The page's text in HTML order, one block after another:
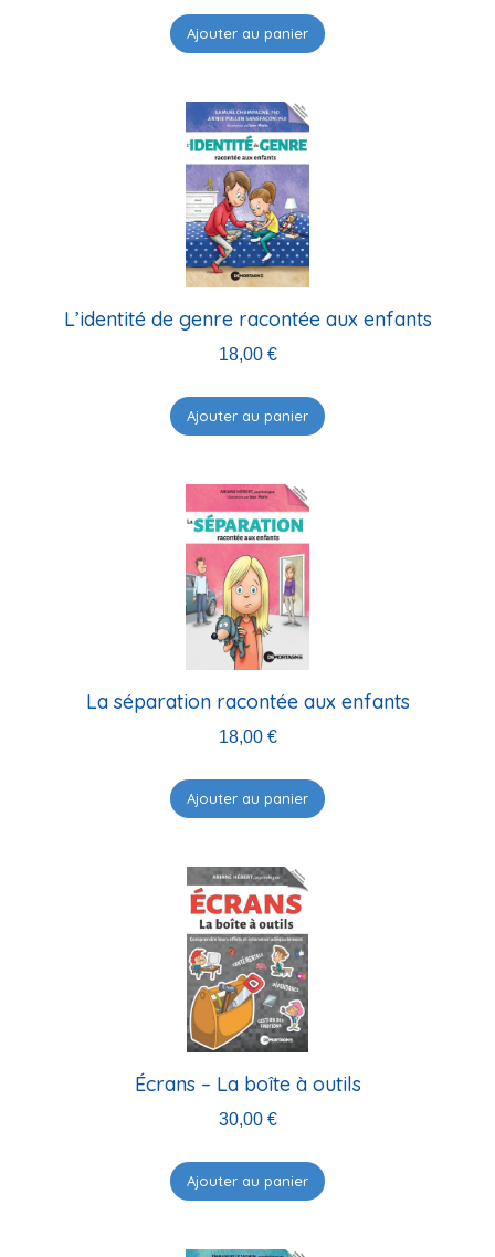
Ajouter au panier
L’identité de genre racontée aux enfants
18,00 €
Ajouter au panier
La séparation racontée aux enfants
18,00 €
Ajouter au panier
Écrans – La boîte à outils
30,00 €
Ajouter au panier